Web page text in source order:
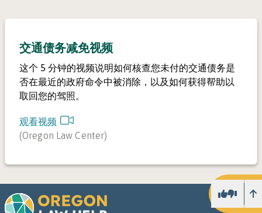
交通债务减免视频
这个 5 分钟的视频说明如何核查您未付的交通债务是
否在最近的政府命令中被消除，以及如何获得帮助以
取回您的驾照。
观看视频
(Oregon Law Center)